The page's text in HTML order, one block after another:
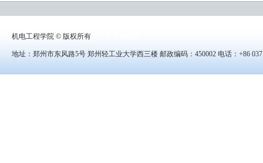
机电工程学院 © 版权所有
地址：郑州市东风路5号 郑州轻工业大学西三楼 邮政编码：450002 电话：+86